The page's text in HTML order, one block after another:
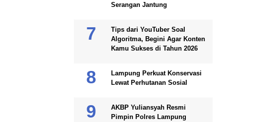
Serangan Jantung
Tips dari YouTuber Soal
Algoritma, Begini Agar Konten
Kamu Sukses di Tahun 2026
Lampung Perkuat Konservasi
Lewat Perhutanan Sosial
AKBP Yuliansyah Resmi
Pimpin Polres Lampung